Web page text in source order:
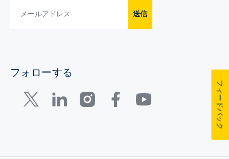
送信
フォローする
フィードバック